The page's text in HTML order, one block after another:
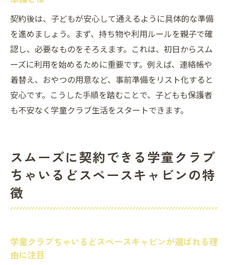
兄弟利用や長期休暇の対応も学童クラブち
ゃいるどスペースキャビンに相談
学童クラブちゃいるどスペースキャビン利
用希望者が確認すべき項目
つくば市学童の民間クラブ利用時のポイン
ト
忙しい保護者も納得の学童クラブちゃいるどス
効率的な利用方法を紹介
忙しい保護者向け学童クラブちゃいるどス
学童クラブちゃいるどスペースキャビンで
学童クラブちゃいるどスペースキャビン利
契約後は、子どもが安心して通えるように具体的な準備
を進めましょう。まず、持ち物や利用ルールを親子で確
認し、必要なものをそろえます。これは、初日からスム
ーズに利用を始めるために重要です。例えば、連絡帳や
着替え、おやつの用意など、事前準備をリスト化すると
安心です。こうした手順を踏むことで、子どもも保護者
も不安なく学童クラブ生活をスタートできます。
スムーズに契約できる学童クラブ
ちゃいるどスペースキャビンの特
徴
学童クラブちゃいるどスペースキャビンが選ばれる理
由に注目